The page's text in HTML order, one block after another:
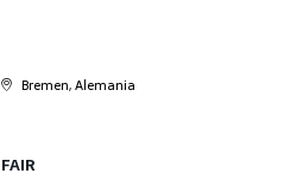
Bremen, Alemania